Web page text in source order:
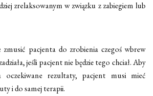
zrelaksowanym w związku z zabiegiem lub
pacjenta do zrobienia czegoś wbrew
jeśli pacjent nie będzie tego chciał. Aby
oczekiwane rezultaty, pacjent musi mieć
i do samej terapii.